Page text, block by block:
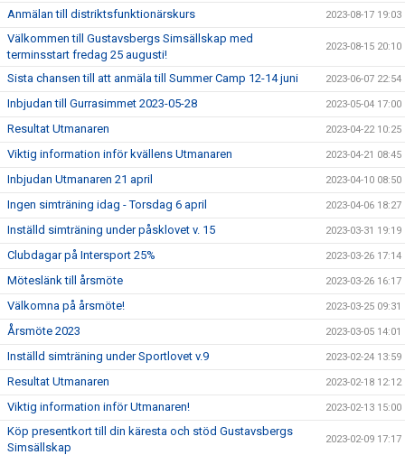
Anmälan till distriktsfunktionärskurs 2023-08-17 19:03
Välkommen till Gustavsbergs Simsällskap med
terminsstart fredag 25 augusti!
2023-08-15 20:10
Sista chansen till att anmäla till Summer Camp 12-14 juni 2023-06-07 22:54
Inbjudan till Gurrasimmet 2023-05-28 2023-05-04 17:00
Resultat Utmanaren 2023-04-22 10:25
Viktig information inför kvällens Utmanaren 2023-04-21 08:45
Inbjudan Utmanaren 21 april 2023-04-10 08:50
Ingen simträning idag - Torsdag 6 april 2023-04-06 18:27
Inställd simträning under påsklovet v. 15 2023-03-31 19:19
Clubdagar på Intersport 25% 2023-03-26 17:14
Möteslänk till årsmöte 2023-03-26 16:17
Välkomna på årsmöte! 2023-03-25 09:31
Årsmöte 2023 2023-03-05 14:01
Inställd simträning under Sportlovet v.9 2023-02-24 13:59
Resultat Utmanaren 2023-02-18 12:12
Viktig information inför Utmanaren! 2023-02-13 15:00
Köp presentkort till din käresta och stöd Gustavsbergs
Simsällskap
2023-02-09 17:17